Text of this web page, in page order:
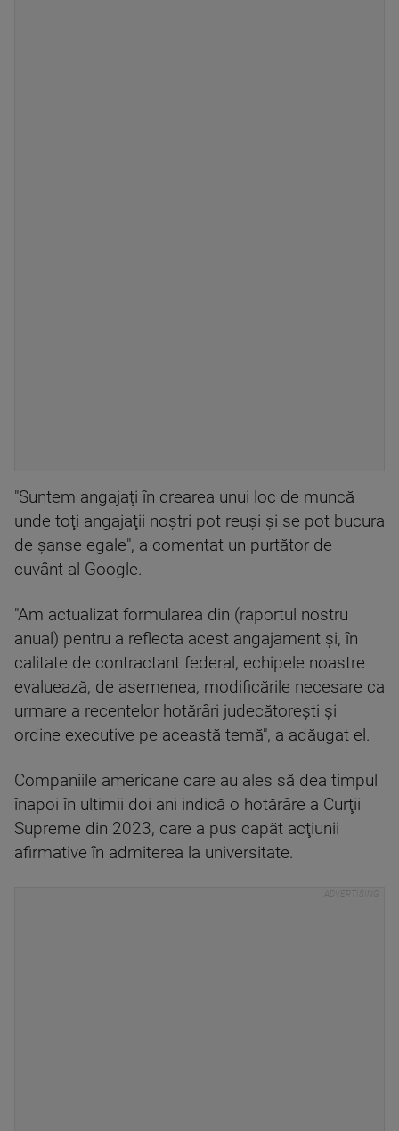
"Suntem angajaţi în crearea unui loc de muncă
unde toţi angajaţii noştri pot reuşi şi se pot bucura
de şanse egale", a comentat un purtător de
cuvânt al Google.
"Am actualizat formularea din (raportul nostru
anual) pentru a reflecta acest angajament şi, în
calitate de contractant federal, echipele noastre
evaluează, de asemenea, modificările necesare ca
urmare a recentelor hotărâri judecătoreşti şi
ordine executive pe această temă", a adăugat el.
Companiile americane care au ales să dea timpul
înapoi în ultimii doi ani indică o hotărâre a Curţii
Supreme din 2023, care a pus capăt acţiunii
afirmative în admiterea la universitate.